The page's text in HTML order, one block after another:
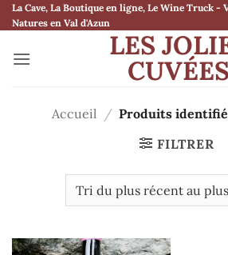
Passer
au
La Cave, La Boutique en ligne, Le Wine Truck -
Natures en Val d'Azun
LES
CUVÉES
Accueil / Produits
FILTRER